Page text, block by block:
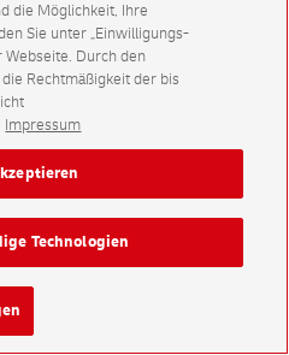
die Möglichkeit, Ihre
Sie unter „Einwilligungs-
Webseite. Durch den
Rechtmäßigkeit der bis
Impressum
Technologien